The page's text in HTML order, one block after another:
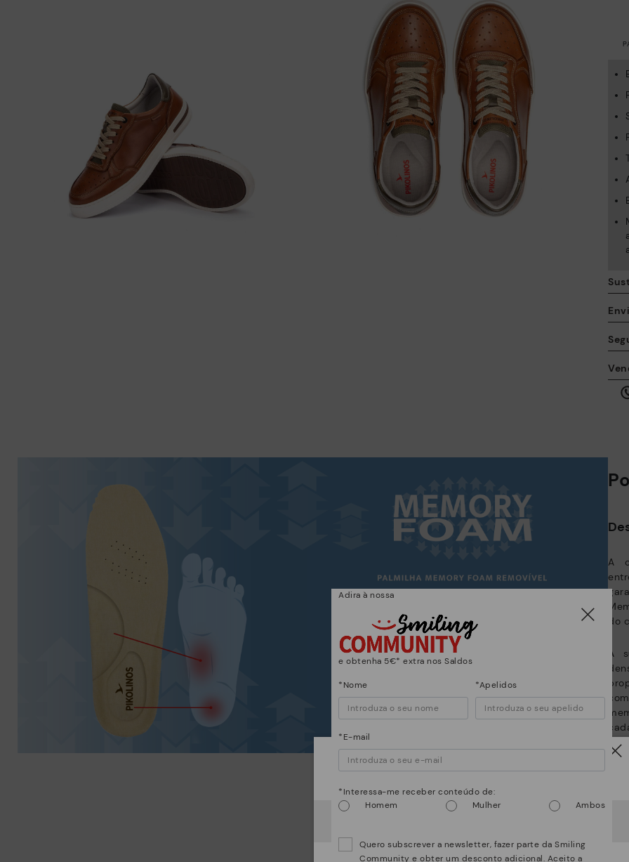
A
do
A
Atenção!
USAe vai aceder no Portugal.
Adira à nossa
e obtenha 5€* extra nos Saldos
*Nome *Apelidos
*E-mail
*Interessa-me receber conteúdo de:
Homem
Mulher Ambos
Quero subscrever a newsletter, fazer parte da Smiling
Community e obter um desconto adicional. Aceito a